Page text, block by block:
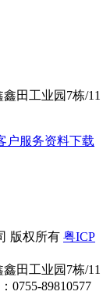
田工业园7栋/11
户服务资料下载
版权所有 粤ICP
田工业园7栋/11
0755-89810577